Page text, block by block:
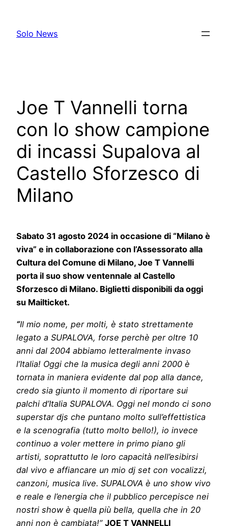
content
Solo News
Joe T Vannelli torna
con lo show campione
di incassi Supalova al
Castello Sforzesco di
Milano
Sabato 31 agosto 2024 in occasione di “Milano è
viva” e in collaborazione con l’Assessorato alla
Cultura del Comune di Milano, Joe T Vannelli
porta il suo show ventennale al Castello
Sforzesco di Milano. Biglietti disponibili da oggi
su Mailticket.
“Il mio nome, per molti, è stato strettamente
legato a SUPALOVA, forse perchè per oltre 10
anni dal 2004 abbiamo letteralmente invaso
l’Italia! Oggi che la musica degli anni 2000 è
tornata in maniera evidente dal pop alla dance,
credo sia giunto il momento di riportare sui
palchi d’Italia SUPALOVA. Oggi nel mondo ci sono
superstar djs che puntano molto sull’effettistica
e la scenografia (tutto molto bello!), io invece
continuo a voler mettere in primo piano gli
artisti, soprattutto le loro capacità nell’esibirsi
dal vivo e affiancare un mio dj set con vocalizzi,
canzoni, musica live. SUPALOVA è uno show vivo
e reale e l’energia che il pubblico percepisce nei
nostri show è quella più bella, quella che in 20
anni non è cambiata!” JOE T VANNELLI